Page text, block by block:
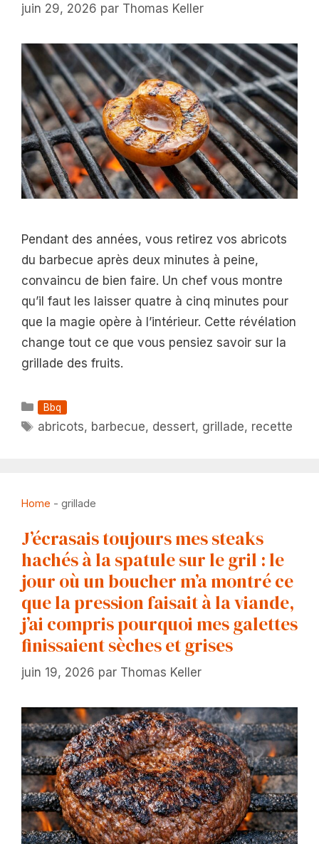
juin 29, 2026 par Thomas Keller
Pendant des années, vous retirez vos abricots
du barbecue après deux minutes à peine,
convaincu de bien faire. Un chef vous montre
qu’il faut les laisser quatre à cinq minutes pour
que la magie opère à l’intérieur. Cette révélation
change tout ce que vous pensiez savoir sur la
grillade des fruits.
Catégories
Bbq
Étiquettes
abricots, barbecue, dessert, grillade, recette
Home - grillade
J’écrasais toujours mes steaks
hachés à la spatule sur le gril : le
jour où un boucher m’a montré ce
que la pression faisait à la viande,
j’ai compris pourquoi mes galettes
finissaient sèches et grises
juin 19, 2026 par Thomas Keller